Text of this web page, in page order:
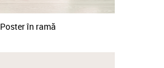
Poster în ramă